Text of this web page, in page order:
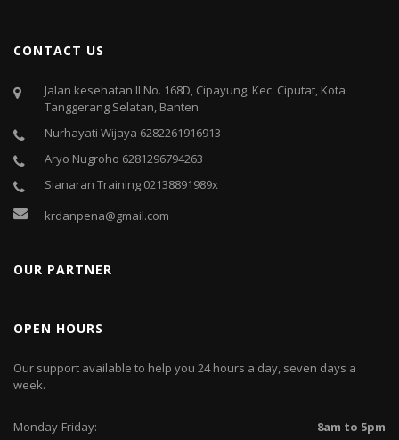
CONTACT US
Jalan kesehatan II No. 168D, Cipayung, Kec. Ciputat, Kota
Tanggerang Selatan, Banten
Nurhayati Wijaya 6282261916913
Aryo Nugroho 6281296794263
Sianaran Training 02138891989x
krdanpena@gmail.com
OUR PARTNER
OPEN HOURS
Our support available to help you 24 hours a day, seven days a
week.
Monday-Friday: 8am to 5pm